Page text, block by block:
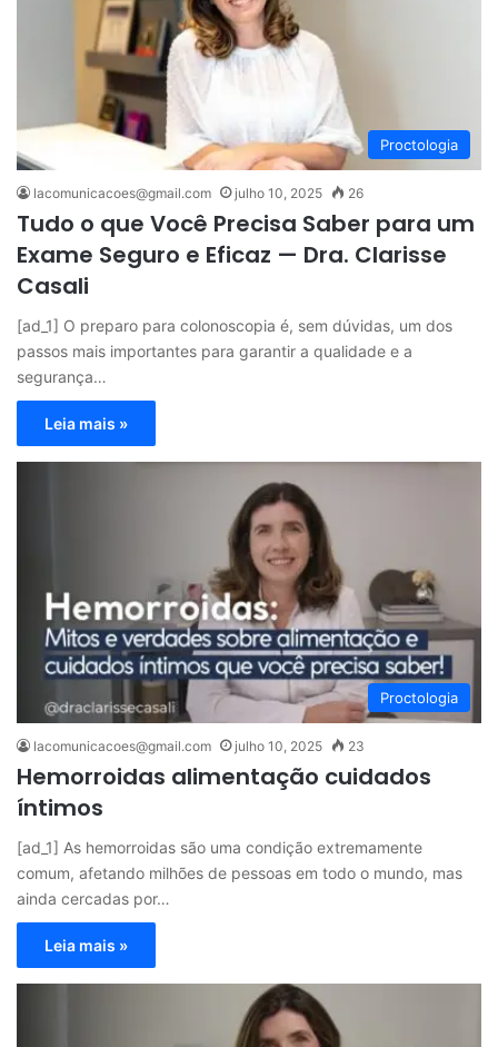
Proctologia
lacomunicacoes@gmail.com julho 10, 2025 26
Tudo o que Você Precisa Saber para um
Exame Seguro e Eficaz — Dra. Clarisse
Casali
[ad_1] O preparo para colonoscopia é, sem dúvidas, um dos
passos mais importantes para garantir a qualidade e a
segurança…
Leia mais »
Proctologia
lacomunicacoes@gmail.com julho 10, 2025 23
Hemorroidas alimentação cuidados
íntimos
[ad_1] As hemorroidas são uma condição extremamente
comum, afetando milhões de pessoas em todo o mundo, mas
ainda cercadas por…
Leia mais »